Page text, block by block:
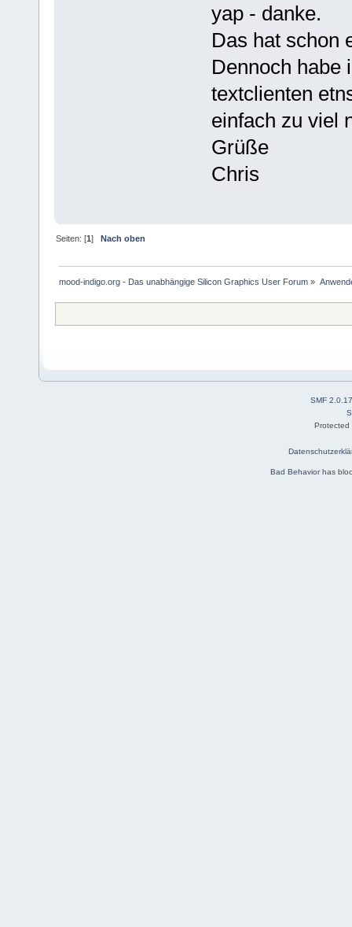
yap - danke.
Das hat schon
Dennoch habe
textclienten
einfach zu viel
Grüße
Chris
Seiten: [1] Nach oben
mood-indigo.org - Das unabhängige Silicon Graphics User Forum »
SMF 2.0.17
Bad Behaviorhas